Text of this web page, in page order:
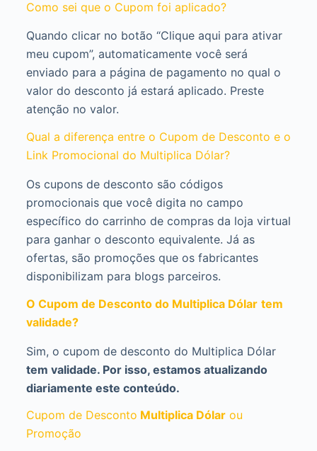
Como sei que o Cupom foi aplicado?
Quando clicar no botão “Clique aqui para ativar
meu cupom”, automaticamente você será
enviado para a página de pagamento no qual o
valor do desconto já estará aplicado. Preste
atenção no valor.
Qual a diferença entre o Cupom de Desconto e o
Link Promocional do Multiplica Dólar?
Os cupons de desconto são códigos
promocionais que você digita no campo
específico do carrinho de compras da loja virtual
para ganhar o desconto equivalente. Já as
ofertas, são promoções que os fabricantes
disponibilizam para blogs parceiros.
O Cupom de Desconto do Multiplica Dólar tem
validade?
Sim, o cupom de desconto do Multiplica Dólar
tem validade. Por isso, estamos atualizando
diariamente este conteúdo.
Cupom de Desconto Multiplica Dólar ou
Promoção